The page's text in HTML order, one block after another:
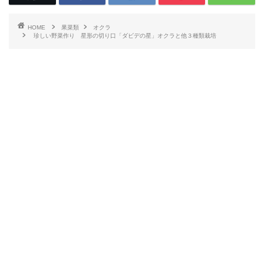
HOME 果菜類
オクラ
珍しい野菜作り 星形の切り口「ダビデの星」オクラと他３種類栽培